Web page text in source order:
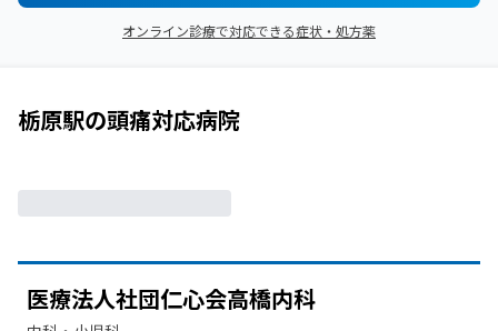
オンライン診療で対応できる症状・処方薬
栃原駅の頭痛対応病院
医療法人社団仁心会高橋内科